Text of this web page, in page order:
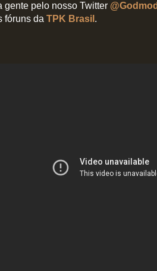
gente pelo nosso Twitter
fóruns da TPK Brasil .